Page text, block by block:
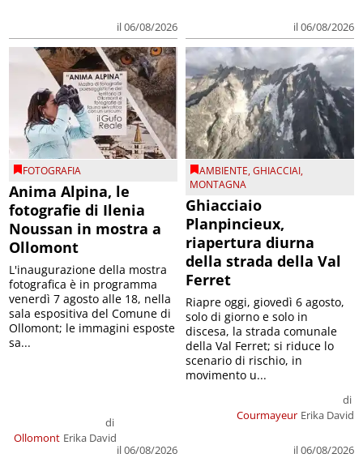
il 06/08/2026 il 06/08/2026
FOTOGRAFIA
Anima Alpina, le
fotografie di Ilenia
Noussan in mostra a
Ollomont
Ollomont
di
Erika David
il 06/08/2026
L'inaugurazione della mostra
fotografica è in programma
venerdì 7 agosto alle 18, nella
sala espositiva del Comune di
Ollomont; le immagini esposte
sa...
AMBIENTE,GHIACCIAI,
MONTAGNA
Ghiacciaio
Planpincieux,
riapertura diurna
della strada della Val
Ferret
Courmayeur
di
Erika David
il 06/08/2026
Riapre oggi, giovedì 6 agosto,
solo di giorno e solo in
discesa, la strada comunale
della Val Ferret; si riduce lo
scenario di rischio, in
movimento u...